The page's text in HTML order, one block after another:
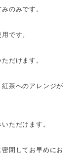
のみです。
です。
だけます。
茶へのアレンジが
ただけます。
閉してお早めにお